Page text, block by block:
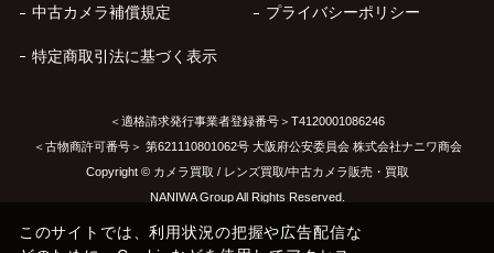
中古カメラ補償規定 プライバシーポリシー
特定商取引法に基づく表示
＜適格請求発行事業者登録番号＞T4120001086246
＜古物商許可番号＞ 第621110801062号 大阪府公安委員会 株式会社ナニワ商会
Copyright © カメラ買取 / レンズ買取/中古カメラ販売・買取
NANIWA Group All Rights Reserved.
このサイトでは、利用状況の把握や広告配信な